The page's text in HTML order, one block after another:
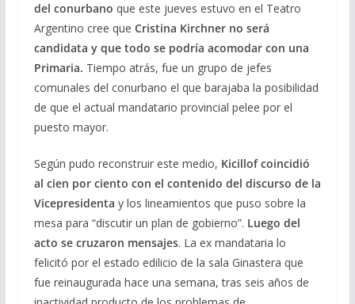
del conurbano que este jueves estuvo en el Teatro
Argentino cree que Cristina Kirchner no será
candidata y que todo se podría acomodar con una
Primaria. Tiempo atrás, fue un grupo de jefes
comunales del conurbano el que barajaba la posibilidad
de que el actual mandatario provincial pelee por el
puesto mayor.
Según pudo reconstruir este medio, Kicillof coincidió
al cien por ciento con el contenido del discurso de la
Vicepresidenta y los lineamientos que puso sobre la
mesa para “discutir un plan de gobierno”. Luego del
acto se cruzaron mensajes. La ex mandataria lo
felicitó por el estado edilicio de la sala Ginastera que
fue reinaugurada hace una semana, tras seis años de